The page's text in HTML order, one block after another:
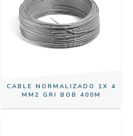
CABLE NORMALIZADO 1X 4
MM2 GRI BOB 400M